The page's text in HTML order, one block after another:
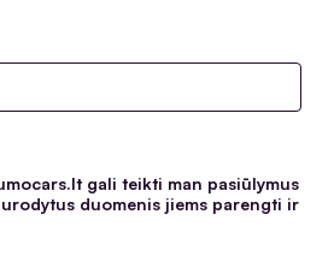
gali teikti man pasiūlymus
duomenis jiems parengti ir